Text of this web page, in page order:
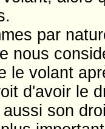
par
nous
le volant
d'avoir le
son